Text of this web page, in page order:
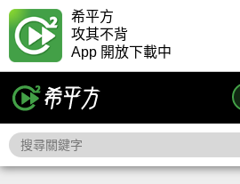
希平方
攻其不背
App 開放下載中